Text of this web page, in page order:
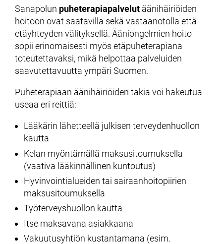
Sanapolun puheterapiapalvelut äänihäiriöiden
hoitoon ovat saatavilla sekä vastaanotolla että
etäyhteyden välityksellä. Ääniongelmien hoito
sopii erinomaisesti myös etäpuheterapiana
toteutettavaksi, mikä helpottaa palveluiden
saavutettavuutta ympäri Suomen.
Puheterapiaan äänihäiriöiden takia voi hakeutua
useaa eri reittiä:
Lääkärin lähetteellä julkisen terveydenhuollon
kautta
Kelan myöntämällä maksusitoumuksella
(vaativa lääkinnällinen kuntoutus)
Hyvinvointialueiden tai sairaanhoitopiirien
maksusitoumuksella
Työterveyshuollon kautta
Itse maksavana asiakkaana
Vakuutusyhtiön kustantamana (esim.